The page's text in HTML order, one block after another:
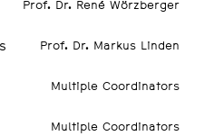
Prof. Dr. René Wörzberger
Prof. Dr. Markus Linden
Multiple Coordinators
Multiple Coordinators